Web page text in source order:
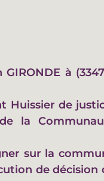
à
Huissier de
la
sur la
de décision